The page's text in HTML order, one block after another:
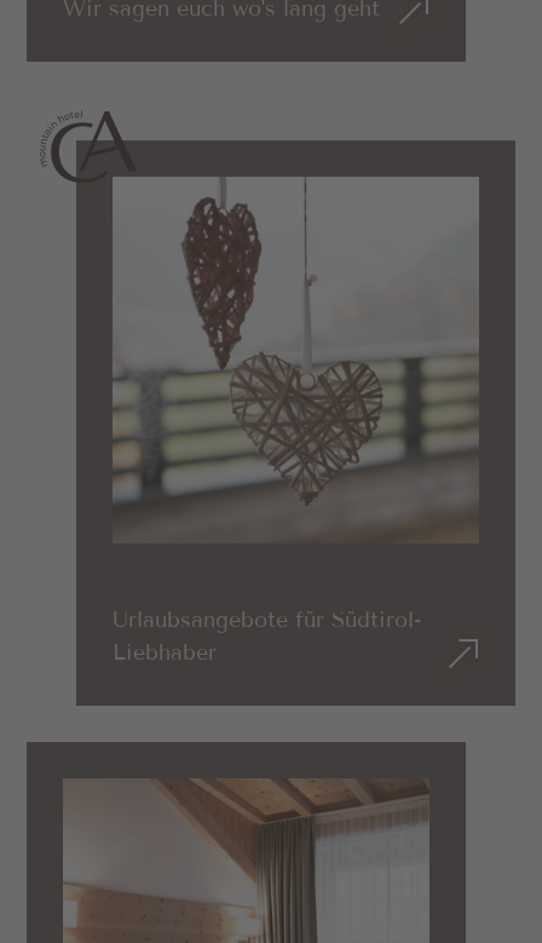
Wir sagen euch wo's lang geht
Urlaubsangebote für Südtirol-
Liebhaber